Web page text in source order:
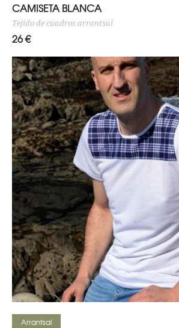
CAMISETA BLANCA
Tejido de cuadros arrantsal
26€
Seleccionar opciones
Arrantsal